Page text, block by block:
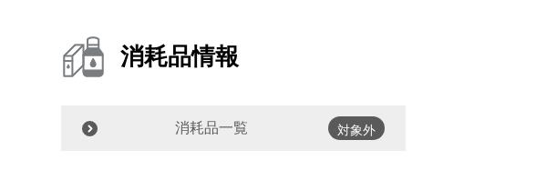
消耗品情報
消耗品一覧 対象外